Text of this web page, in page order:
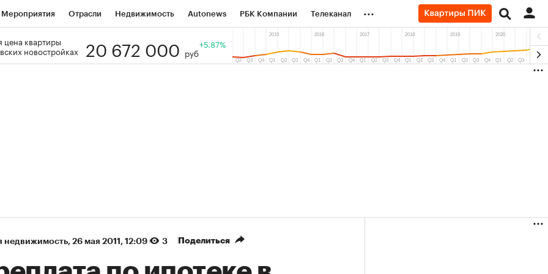
Мероприятия Отрасли Недвижимость Autonews РБК Компании Телеканал
РБК Образование Тренды
...
цена квартиры
новостройках
20 672 000 руб
+5.87%
недвижимость⁠, 26 мая 2011, 12:09 3 Поделиться